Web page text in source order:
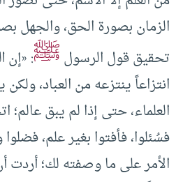
الزمان بصورة الحق، والجهل
تحقيق قول الرسولﷺ: «إن
انتزاعاً ينتزعه من العباد،
العلماء، حتى إذا لم يبق عالم؛
فسُئلوا، فأفتوا بغير علم،
الأمر على ما وصفته لك؛ أردت